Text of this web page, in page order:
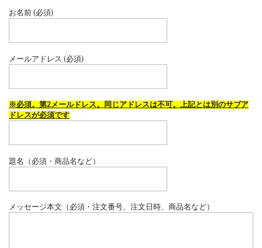
お名前 (必須)
メールアドレス (必須)
※必須。第2メールドレス。同じアドレスは不可。上記とは別のサブア
ドレスが必須です
題名（必須・商品名など）
メッセージ本文（必須・注文番号、注文日時、商品名など）